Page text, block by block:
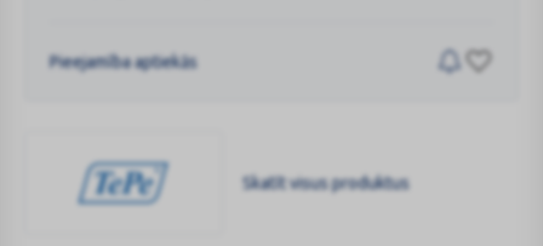
Pieejamība aptiekās
Skatīt visus produktus